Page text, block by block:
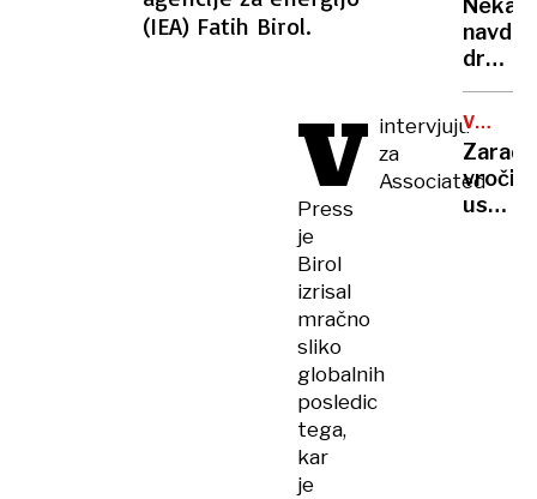
(IEA) Fatih Birol.
V intervjuju
za
Associated
Press
je
Birol
izrisal
mračno
sliko
globalnih
posledic
tega,
kar
je
orožje
za
drugi
nove
viruse
VAL
Zaradi